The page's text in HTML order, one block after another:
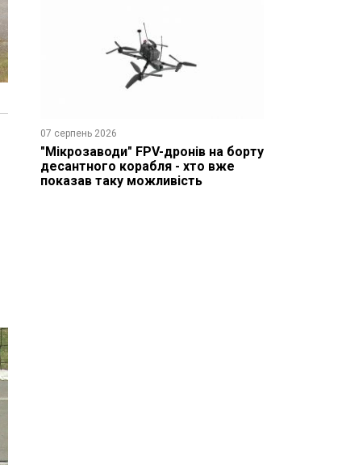
07 серпень 2026
"Мікрозаводи" FPV-дронів на борту
десантного корабля - хто вже
показав таку можливість